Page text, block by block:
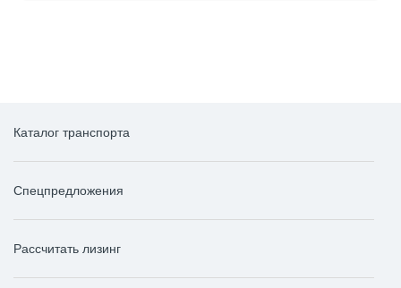
Каталог транспорта
Спецпредложения
Рассчитать лизинг